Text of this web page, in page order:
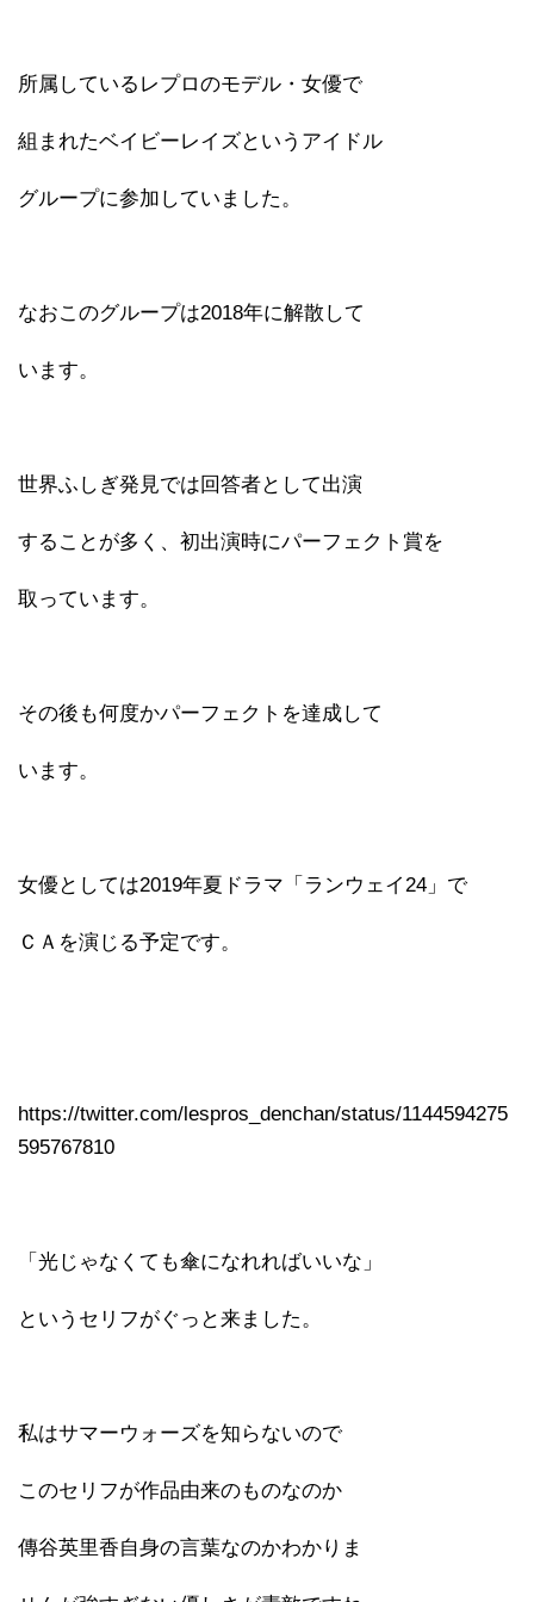
所属しているレプロのモデル・女優で
組まれたベイビーレイズというアイドル
グループに参加していました。
なおこのグループは2018年に解散して
います。
世界ふしぎ発見では回答者として出演
することが多く、初出演時にパーフェクト賞を
取っています。
その後も何度かパーフェクトを達成して
います。
女優としては2019年夏ドラマ「ランウェイ24」で
ＣＡを演じる予定です。
https://twitter.com/lespros_denchan/status/1144594275
595767810
「光じゃなくても傘になれればいいな」
というセリフがぐっと来ました。
私はサマーウォーズを知らないので
このセリフが作品由来のものなのか
傳谷英里香自身の言葉なのかわかりま